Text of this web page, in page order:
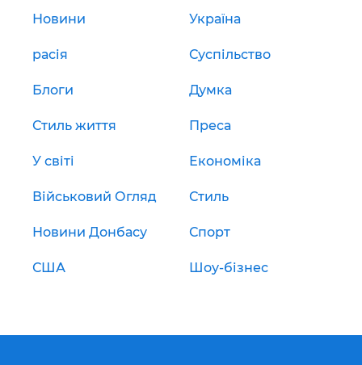
Новини Україна
расія Суспільство
Блоги Думка
Стиль життя Преса
У світі Економіка
Військовий Огляд Стиль
Новини Донбасу Спорт
США Шоу-бізнес